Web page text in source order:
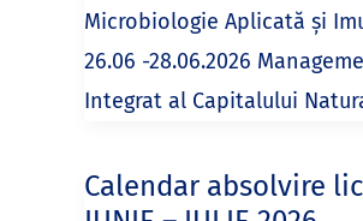
Microbiologie Aplicată și
26.06 -28.06.2026
Integrat al Capitalului
Calendar absolvire